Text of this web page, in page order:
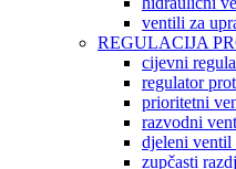
ventili za
REGULACIJA
cijevni
regulator
prioritetni
razvodni
djeleni
zupčasti